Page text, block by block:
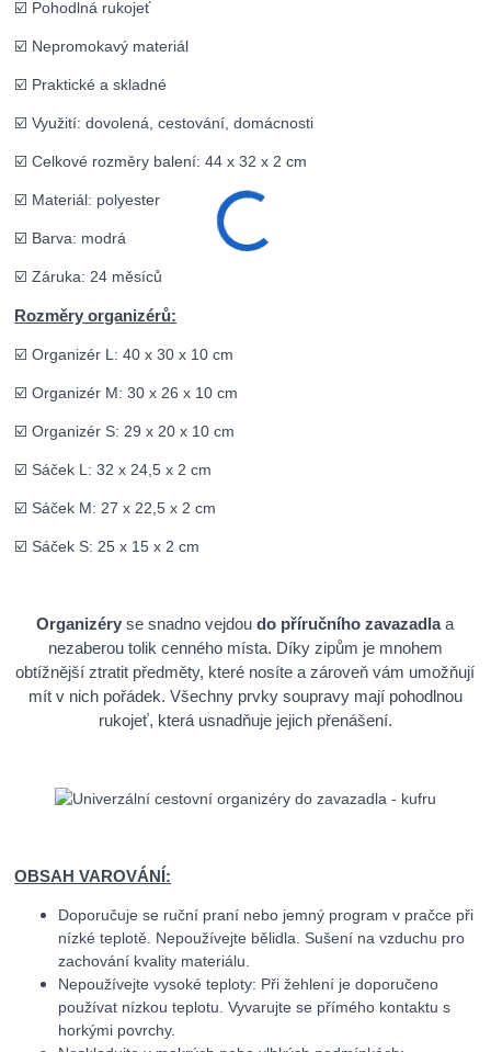
☑️ Pohodlná rukojeť
☑️ Nepromokavý materiál
☑️ Praktické a skladné
☑️ Využití: dovolená, cestování, domácnosti
☑️ Celkové rozměry balení: 44 x 32 x 2 cm
☑️ Materiál: polyester
☑️ Barva: modrá
☑️ Záruka: 24 měsíců
Rozměry organizérů:
☑️ Organizér L: 40 x 30 x 10 cm
☑️ Organizér M: 30 x 26 x 10 cm
☑️ Organizér S: 29 x 20 x 10 cm
☑️ Sáček L: 32 x 24,5 x 2 cm
☑️ Sáček M: 27 x 22,5 x 2 cm
☑️ Sáček S: 25 x 15 x 2 cm
Organizéry se snadno vejdoudo příručního zavazadlaa
nezaberou tolik cenného místa. Díky zipům je mnohem
obtížnější ztratit předměty, které nosíte a zároveň vám umožňují
mít v nich pořádek. Všechny prvky soupravy mají pohodlnou
rukojeť, která usnadňuje jejich přenášení.
OBSAH VAROVÁNÍ:
Doporučuje se ruční praní nebo jemný program v pračce při
nízké teplotě. Nepoužívejte bělidla. Sušení na vzduchu pro
zachování kvality materiálu.
Nepoužívejte vysoké teploty: Při žehlení je doporučeno
používat nízkou teplotu. Vyvarujte se přímého kontaktu s
horkými povrchy.